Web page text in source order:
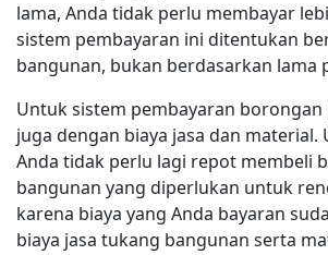
lama, Anda tidak perlu membayar
sistem pembayaran ini ditentukan
bangunan, bukan berdasarkan lama
Untuk sistem pembayaran borongan
juga dengan biaya jasa dan material.
Anda tidak perlu lagi repot membeli
bangunan yang diperlukan untuk
karena biaya yang Anda bayaran
biaya jasa tukang bangunan serta